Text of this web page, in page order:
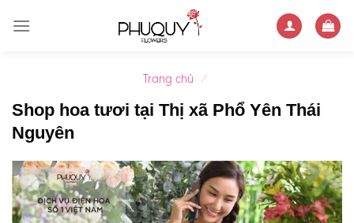
Trang chủ /
Shop hoa tươi tại Thị xã Phổ Yên Thái
Nguyên